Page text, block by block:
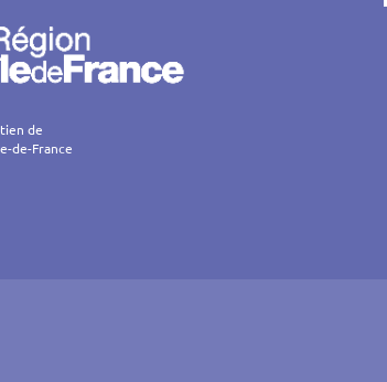
de
de-France